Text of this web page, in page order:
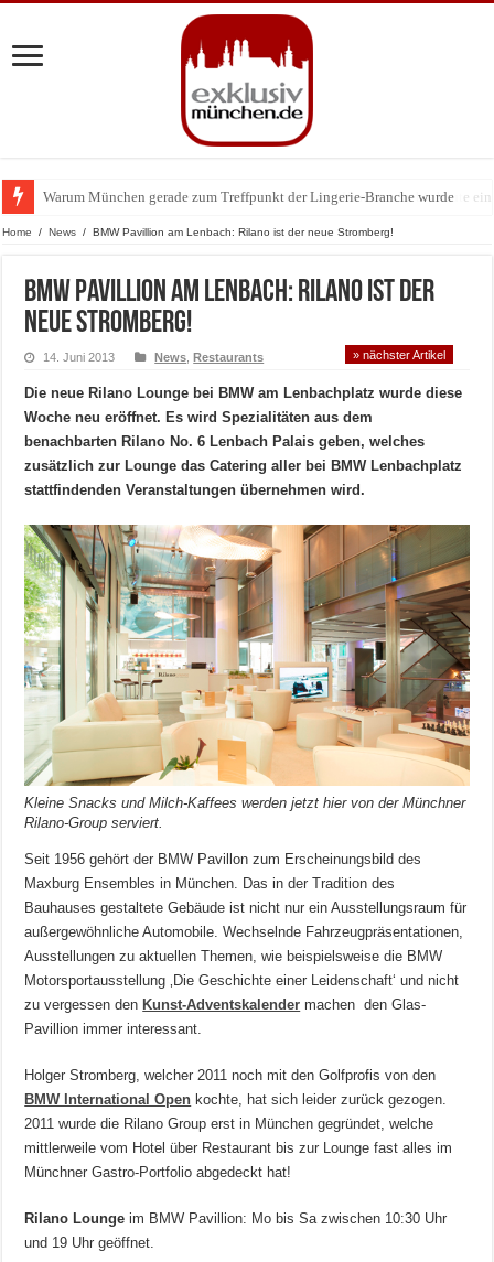
Warum München gerade zum Treffpunkt der Lingerie-Branche wurde
BMW Art Cars in München: Warum die rollenden Kunstwerke bis heute
Home / News / BMW Pavillion am Lenbach: Rilano ist der neue Stromberg!
BMW Pavillion am Lenbach: Rilano ist der
neue Stromberg!
14. Juni 2013 News ,Restaurants » nächster Artikel
Die neue Rilano Lounge bei BMW am Lenbachplatz wurde diese
Woche neu eröffnet. Es wird Spezialitäten aus dem
benachbarten Rilano No. 6 Lenbach Palais geben, welches
zusätzlich zur Lounge das Catering aller bei BMW Lenbachplatz
stattfindenden Veranstaltungen übernehmen wird.
Kleine Snacks und Milch-Kaffees werden jetzt hier von der Münchner
Rilano-Group serviert.
Seit 1956 gehört der BMW Pavillon zum Erscheinungsbild des
Maxburg Ensembles in München. Das in der Tradition des
Bauhauses gestaltete Gebäude ist nicht nur ein Ausstellungsraum für
außergewöhnliche Automobile. Wechselnde Fahrzeugpräsentationen,
Ausstellungen zu aktuellen Themen, wie beispielsweise die BMW
Motorsportausstellung ‚Die Geschichte einer Leidenschaft‘ und nicht
zu vergessen den Kunst-Adventskalender machen den Glas-
Pavillion immer interessant.
Holger Stromberg, welcher 2011 noch mit den Golfprofis von den
BMW International Open kochte, hat sich leider zurück gezogen.
2011 wurde die Rilano Group erst in München gegründet, welche
mittlerweile vom Hotel über Restaurant bis zur Lounge fast alles im
Münchner Gastro-Portfolio abgedeckt hat!
Rilano Lounge im BMW Pavillion: Mo bis Sa zwischen 10:30 Uhr
und 19 Uhr geöffnet.